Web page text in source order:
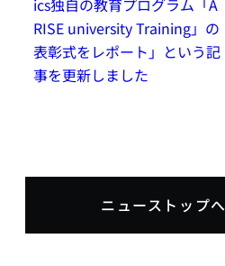
ics独自の教育プログラム「A
RISE university Training」の
表彰式をレポート」という記
事を更新しました
ニューストップへ